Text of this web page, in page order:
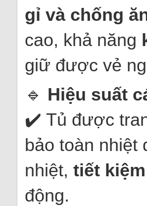
gỉ và chống
cao, khả năng
giữ được vẻ
🔹 Hiệu suất
✔️ Tủ được
bảo toàn nhiệt
nhiệt, tiết
động.